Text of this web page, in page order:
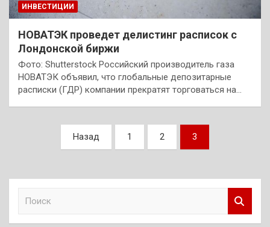
ИНВЕСТИЦИИ
НОВАТЭК проведет делистинг расписок с
Лондонской биржи
Фото: Shutterstock Российский производитель газа
НОВАТЭК объявил, что глобальные депозитарные
расписки (ГДР) компании прекратят торговаться на…
Пагинация
записей
Назад 1 2 3